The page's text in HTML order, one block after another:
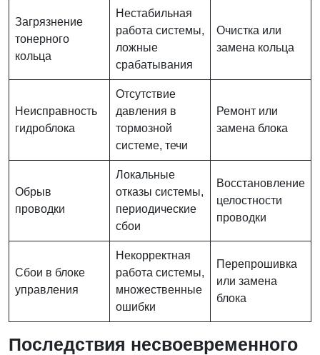
Загрязнение
тонерного
кольца
Нестабильная
работа системы,
ложные
срабатывания
Очистка или
замена кольца
Неисправность
гидроблока
Отсутствие
давления в
тормозной
системе, течи
Ремонт или
замена блока
Обрыв
проводки
Локальные
отказы системы,
периодические
сбои
Восстановление
целостности
проводки
Сбои в блоке
управления
Некорректная
работа системы,
множественные
ошибки
Перепрошивка
или замена
блока
Последствия несвоевременного